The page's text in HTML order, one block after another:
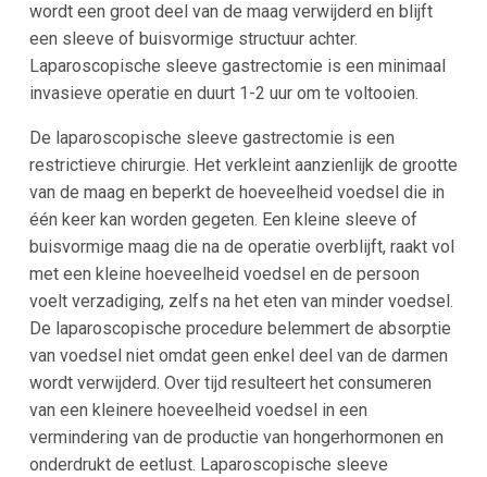
wordt een groot deel van de maag verwijderd en blijft
een sleeve of buisvormige structuur achter.
Laparoscopische sleeve gastrectomie is een minimaal
invasieve operatie en duurt 1-2 uur om te voltooien.
De laparoscopische sleeve gastrectomie is een
restrictieve chirurgie. Het verkleint aanzienlijk de grootte
van de maag en beperkt de hoeveelheid voedsel die in
één keer kan worden gegeten. Een kleine sleeve of
buisvormige maag die na de operatie overblijft, raakt vol
met een kleine hoeveelheid voedsel en de persoon
voelt verzadiging, zelfs na het eten van minder voedsel.
De laparoscopische procedure belemmert de absorptie
van voedsel niet omdat geen enkel deel van de darmen
wordt verwijderd. Over tijd resulteert het consumeren
van een kleinere hoeveelheid voedsel in een
vermindering van de productie van hongerhormonen en
onderdrukt de eetlust. Laparoscopische sleeve